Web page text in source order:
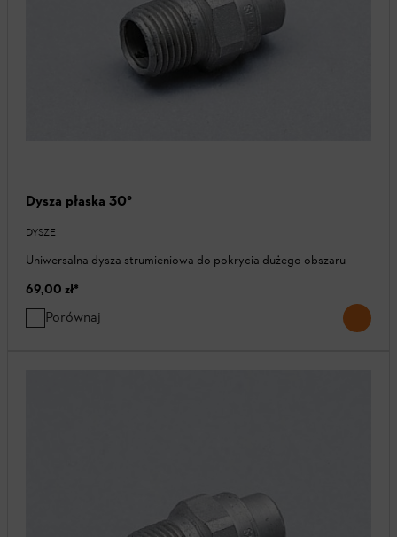
Dysza płaska 30°
DYSZE
Uniwersalna dysza strumieniowa do pokrycia dużego obszaru
69,00 zł*
Porównaj